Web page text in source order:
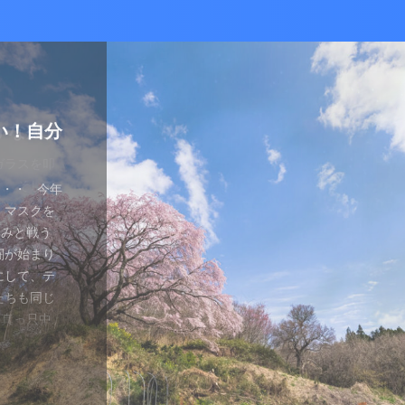
な癒し
そして
るハーモ
出してく
今日は何
。 最初は
念に思い
辺に座
落ち着い
す。 土埃
清 ...
！自分
・・ 今年
マスクを
と戦う
が始まり
して、テ
も同じ
っ只中。
粉症との
るな、
状況、
いるあ
調整器が
イスを2年
用経験を
います。
と周波
とを目的
のアプリ
を流すこ
適用しま
マり
いたの
ニュース
言やDSの
・・・。
ないの
んだか、
がするの
す。 そし
っていま
えば ...
考える
名誉もな
ねぇ、 た
す。 そ
きている
、どうい
して、
りに行き
。 &nb ...
、近年お
間にか年
。 なんて
それだけ
は結構忙
暇になる
を生き
のです
り &nbsp
波動
ってない
。 Healy
された最
する製品
りバラン
デアに
す。 細
サポート
いませ
やる気が
無印）購
ていた
困ってい
ていなか
、 気分で
が乗った
ーC端
放される
量子
整器につ
構高いデ
でもねぇ
かな人生
少の投資
購入し
ほどに使
がね。 良
、たぶん
思う。 近
解雇に
なり有名
です。
別として
らい。 自
というな
るわけ
の気持ち
多額の借
いながら